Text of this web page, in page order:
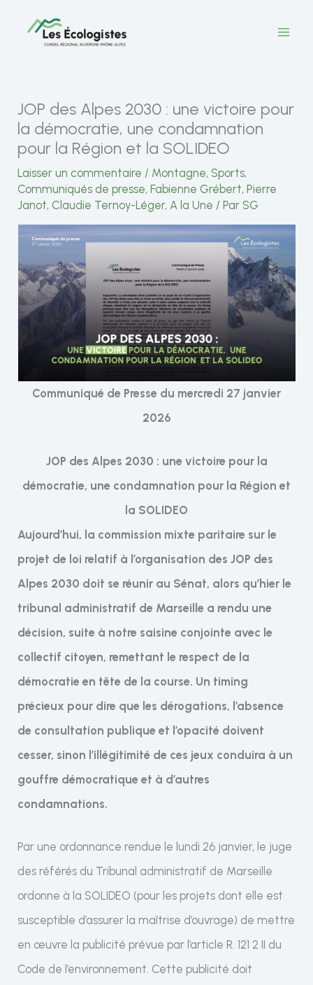
JOP des Alpes 2030 : une victoire pour
la démocratie, une condamnation
pour la Région et la SOLIDEO
Laisser un commentaire / Montagne, Sports,
Communiqués de presse,Fabienne Grébert,Pierre
Janot, Claudie Ternoy-Léger,A la Une / Par SG
Communiqué de Presse du mercredi 27 janvier
2026
JOP des Alpes 2030 : une victoire pour la
démocratie, une condamnation pour la Région et
la SOLIDEO
Aujourd’hui, la commission mixte paritaire sur le
projet de loi relatif à l’organisation des JOP des
Alpes 2030 doit se réunir au Sénat, alors qu’hier le
tribunal administratif de Marseille a rendu une
décision, suite à notre saisine conjointe avec le
collectif citoyen, remettant le respect de la
démocratie en tête de la course. Un timing
précieux pour dire que les dérogations, l’absence
de consultation publique et l’opacité doivent
cesser, sinon l’illégitimité de ces jeux conduira à un
gouffre démocratique et à d’autres
condamnations.
Par une ordonnance rendue le lundi 26 janvier, le juge
des référés du Tribunal administratif de Marseille
ordonne à la SOLIDEO (pour les projets dont elle est
susceptible d’assurer la maîtrise d’ouvrage) de mettre
en œuvre la publicité prévue par l’article R. 121 2 II du
Code de l’environnement. Cette publicité doit